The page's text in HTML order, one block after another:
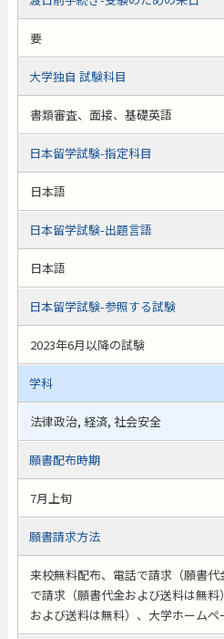
要
大学独自 試験科目
書類審査、面接、基礎英語
日本留学試験-指定科目
日本語
日本留学試験-出題言語
日本語
日本留学試験-参照する試験
2023年6月以降の試験
学科
法律政治, 経済, 社会安全
願書配布時期
7月上旬
願書請求方法
来校無料配布、電話で請求（願書代
で請求（願書代金および送料は無
および送料は無料）、大学ホームペ